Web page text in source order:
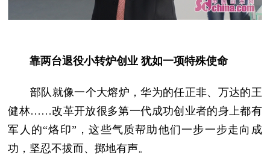
靠两台退役小转炉创业 犹如一项特殊使命
部队就像一个大熔炉，华为的任正非、万达的王
健林……改革开放很多第一代成功创业者的身上都有
军人的“烙印”，这些气质帮助他们一步一步走向成
功，坚忍不拔而、掷地有声。